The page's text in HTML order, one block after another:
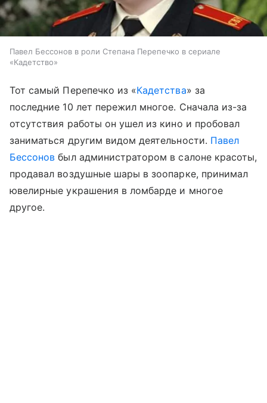
Павел Бессонов в роли Степана Перепечко в сериале
«Кадетство»
Тот самый Перепечко из «Кадетства» за
последние 10 лет пережил многое. Сначала из-за
отсутствия работы он ушел из кино и пробовал
заниматься другим видом деятельности. Павел
Бессонов был администратором в салоне красоты,
продавал воздушные шары в зоопарке, принимал
ювелирные украшения в ломбарде и многое
другое.